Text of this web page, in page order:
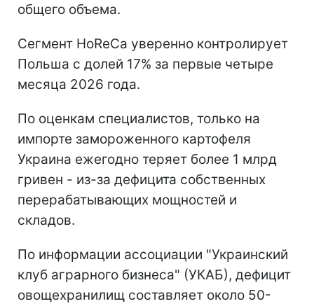
общего объема.
Сегмент HoReCa уверенно контролирует
Польша с долей 17% за первые четыре
месяца 2026 года.
По оценкам специалистов, только на
импорте замороженного картофеля
Украина ежегодно теряет более 1 млрд
гривен - из-за дефицита собственных
перерабатывающих мощностей и
складов.
По информации ассоциации "Украинский
клуб аграрного бизнеса" (УКАБ), дефицит
овощехранилищ составляет около 50-